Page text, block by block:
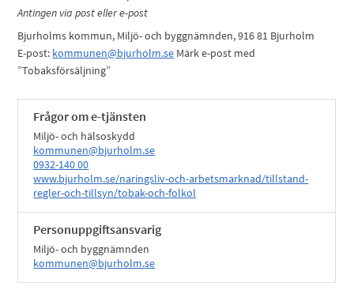
Antingen via post eller e-post
Bjurholms kommun, Miljö- och byggnämnden, 916 81 Bjurholm
E-post: kommunen@bjurholm.se Märk e-post med
”Tobaksförsäljning”
Frågor om e-tjänsten
Miljö- och hälsoskydd
kommunen@bjurholm.se
0932-140 00
www.bjurholm.se/naringsliv-och-arbetsmarknad/tillstand-
regler-och-tillsyn/tobak-och-folkol
Personuppgiftsansvarig
Miljö- och byggnämnden
kommunen@bjurholm.se